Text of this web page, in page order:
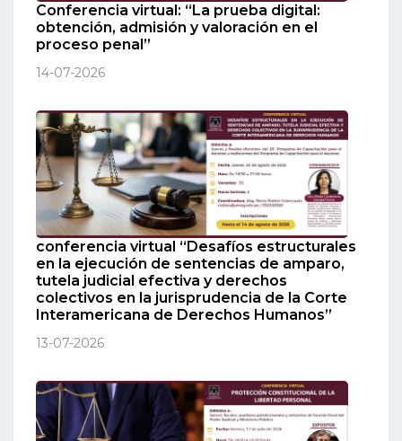
Conferencia virtual: “La prueba digital:
obtención, admisión y valoración en el
proceso penal”
14-07-2026
conferencia virtual “Desafíos estructurales
en la ejecución de sentencias de amparo,
tutela judicial efectiva y derechos
colectivos en la jurisprudencia de la Corte
Interamericana de Derechos Humanos”
13-07-2026